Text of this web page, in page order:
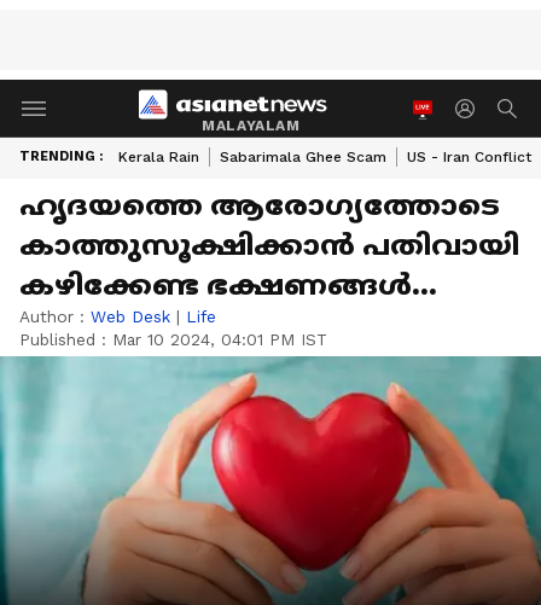
MALAYALAM
TRENDING : Kerala Rain Sabarimala Ghee Scam US - Iran Conflict
ഹൃദയത്തെ ആരോഗ്യത്തോടെ
കാത്തുസൂക്ഷിക്കാന്‍ പതിവായി
കഴിക്കേണ്ട ഭക്ഷണങ്ങള്‍...
Author : Web Desk | Life
Published : Mar 10 2024, 04:01 PM IST